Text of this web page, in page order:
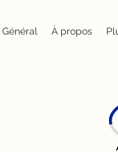
Général À propos